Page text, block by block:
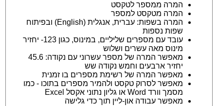
המרה ממספר לטקסט
המרה מטקסט למספר
המרה בשפות: עברית, אנגלית (English) ובפיתוח
שפות נספות
עובד עם מספרים שליליים, במינוס, כגון 123- יחזיר
מינוס מאה עשרים ושלוש
מאפשר המרה של מספר עשרוני עם נקודה: 45.6
יחזיר ארבעים וחמש נקודה שש
מאפשר המרה של רשימת מספרים בו זמנית
מאפשר לסרוק טקסט ולהמיר מספרים בתוכו - כמו
מסמך וורד Word או גליון נתוני אקסל Excel
מאפשר עבודה און-ליין תוך כדי גלישה